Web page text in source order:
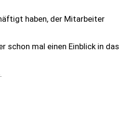
haben, der Mitarbeiter
schon mal einen Einblick in das